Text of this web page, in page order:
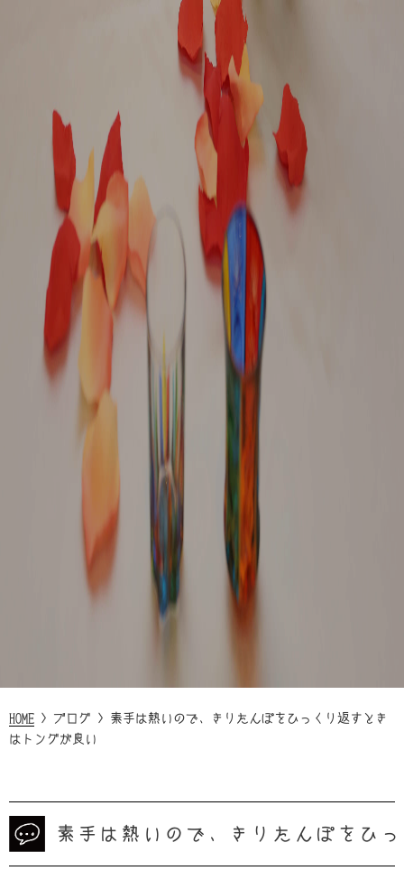
HOME > ブログ > 素手は熱いので、きりたんぽをひっくり返すとき
はトングが良い
素手は熱いので、きりたんぽをひ